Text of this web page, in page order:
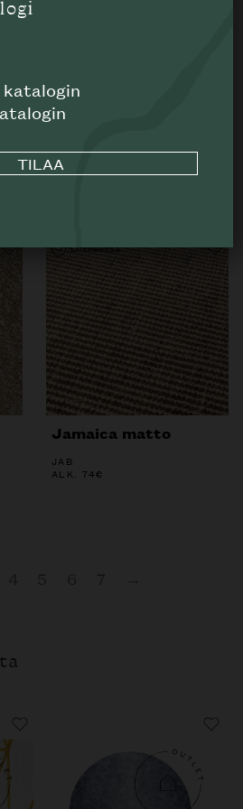
Dreamer matto
JAB
Liikkeessä
Jamaica matto
JAB
ALK. 74€